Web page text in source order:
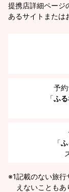
提携店詳細ページ
あるサイトまたは
予
「ふ
「
※1記載のない旅行
えないことも